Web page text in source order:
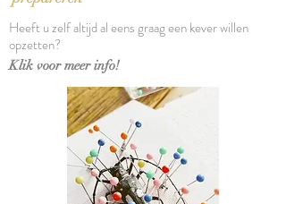
Heeft u zelf altijd al eens graag een kever willen
opzetten?
Klik voor meer info!